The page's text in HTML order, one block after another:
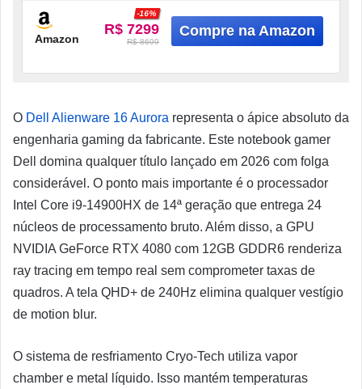
Amazon
R$ 7299
-16%
R$ 8699
O Dell Alienware 16 Aurora representa o ápice absoluto da
engenharia gaming da fabricante. Este notebook gamer
Dell domina qualquer título lançado em 2026 com folga
considerável. O ponto mais importante é o processador
Intel Core i9-14900HX de 14ª geração que entrega 24
núcleos de processamento bruto. Além disso, a GPU
NVIDIA GeForce RTX 4080 com 12GB GDDR6 renderiza
ray tracing em tempo real sem comprometer taxas de
quadros. A tela QHD+ de 240Hz elimina qualquer vestígio
de motion blur.
O sistema de resfriamento Cryo-Tech utiliza vapor
chamber e metal líquido. Isso mantém temperaturas